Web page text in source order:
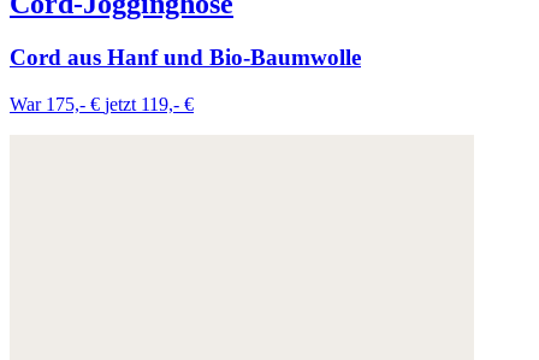
Cord aus Hanf und Bio-Baumwolle
War 175,- € jetzt 119,- €